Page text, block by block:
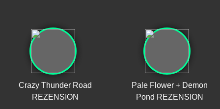
Crazy Thunder Road
REZENSION
Pale Flower + Demon
Pond REZENSION